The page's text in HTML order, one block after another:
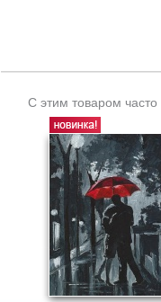
С этим товаром часто